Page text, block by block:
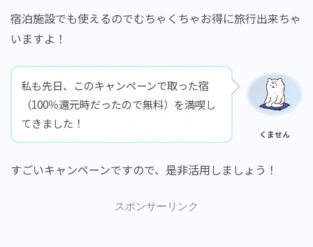
宿泊施設でも使えるのでむちゃくちゃお得に旅行出来ちゃ
いますよ！
私も先日、このキャンペーンで取った宿
（100％還元時だったので無料）を満喫し
てきました！
くません
すごいキャンペーンですので、是非活用しましょう！
スポンサーリンク